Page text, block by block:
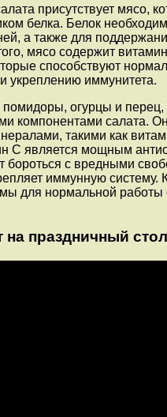
присутствует мясо,
белка. Белок
а также для
мясо содержит
способствуют
укреплению иммунитета.
огурцы и перец,
компонентами салата.
такими как
С является мощным
бороться с вредными
иммунную систему.
для нормальной работы
на праздничный